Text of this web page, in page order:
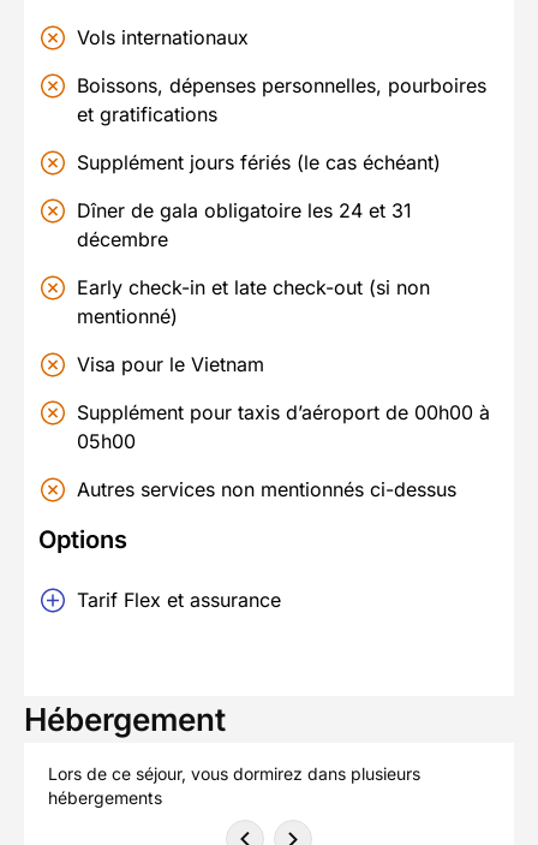
Vols internationaux
Boissons, dépenses personnelles, pourboires
et gratifications
Supplément jours fériés (le cas échéant)
Dîner de gala obligatoire les 24 et 31
décembre
Early check-in et late check-out (si non
mentionné)
Visa pour le Vietnam
Supplément pour taxis d’aéroport de 00h00 à
05h00
Autres services non mentionnés ci-dessus
Options
Tarif Flex et assurance
Hébergement
Lors de ce séjour, vous dormirez dans plusieurs
hébergements